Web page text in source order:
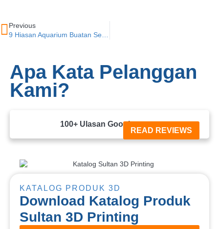
Previous
Apa Kata Pelanggan
Kami?
100+ Ulasan Google
READ REVIEWS
KATALOG PRODUK 3D
Download Katalog Produk
Sultan 3D Printing